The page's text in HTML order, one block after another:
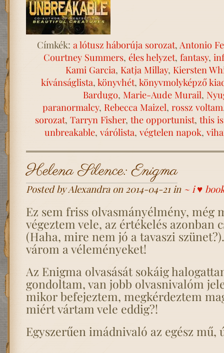
Címkék: a lótusz háborúja sorozat, Antonio
Courtney Summers, éles helyzet, fantasy,
Kami Garcia, Katja Millay, Kiersten
kívánságlista, könyvhét, könyvmolyképző
Bardugo, Marie-Aude Murail,
paranormalcy, Rebecca Maizel, rossz voltam
sorozat, Tarryn Fisher, the opportunist, this
unbreakable, várólista, végtelen napok,
Helena Silence: Enigma
Posted by Alexandra on 2014-04-21 in ~ i ♥
Ez sem friss olvasmányélmény, még
végeztem vele, az értékelés azonban
(Haha, mire nem jó a tavaszi
várom a véleményeket!
Az Enigma olvasását sokáig
gondoltam, van jobb olvasnivalóm
mikor befejeztem, megkérdeztem
miért vártam vele eddig?!
Egyszerűen imádnivaló az egész mű,